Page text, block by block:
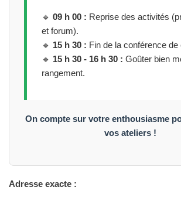
🔹 09 h 00 : Reprise des activités
et forum).
🔹 15 h 30 : Fin de la conférence de
🔹 15 h 30 - 16 h 30 : Goûter bien
rangement.
On compte sur votre enthousiasme
vos ateliers !
Adresse exacte :